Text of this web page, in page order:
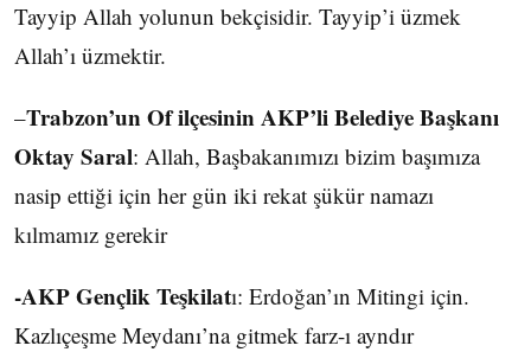
Tayyip Allah yolunun bekçisidir. Tayyip’i üzmek
Allah’ı üzmektir.
–Trabzon’un Of ilçesinin AKP’li Belediye Başkanı
Oktay Saral: Allah, Başbakanımızı bizim başımıza
nasip ettiği için her gün iki rekat şükür namazı
kılmamız gerekir
-AKP Gençlik Teşkilatı: Erdoğan’ın Mitingi için.
Kazlıçeşme Meydanı’na gitmek farz-ı ayndır